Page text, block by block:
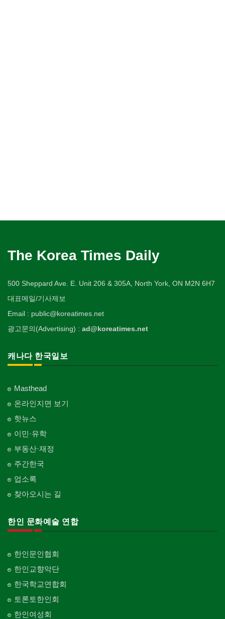
The Korea Times Daily
500 Sheppard Ave. E. Unit 206 & 305A, North York, ON M2N 6H7
대표메일/기사제보
Email : public@koreatimes.net
광고문의(Advertising) : ad@koreatimes.net
캐나다 한국일보
Masthead
온라인지면 보기
핫뉴스
이민·유학
부동산·재정
주간한국
업소록
찾아오시는 길
한인 문화예술 연합
한인문인협회
한인교향악단
한국학교연합회
토론토한인회
한인여성회